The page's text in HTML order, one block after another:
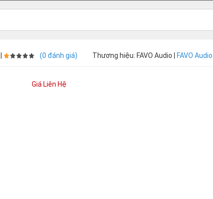
(0 đánh giá) Thương hiệu: FAVO Audio | FAVO Audio
Giá Liên Hệ